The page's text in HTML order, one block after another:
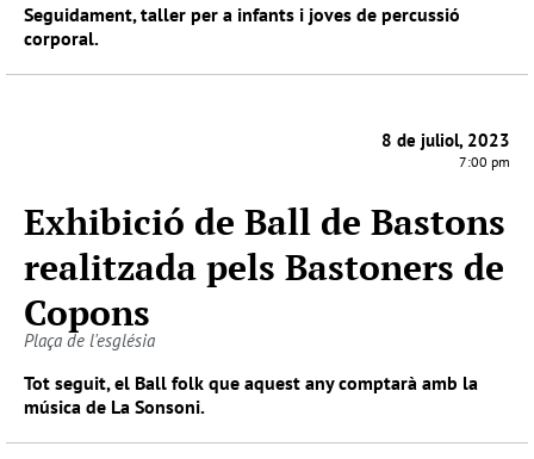
Seguidament, taller per a infants i joves de percussió
corporal.
8 de juliol, 2023
7:00 pm
Exhibició de Ball de Bastons
realitzada pels Bastoners de
Copons
Plaça de l'església
Tot seguit, el Ball folk que aquest any comptarà amb la
música de La Sonsoni.